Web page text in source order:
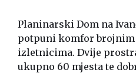
Planinarski Dom na
potpuni komfor
izletnicima. Dvije
ukupno 60 mjesta te